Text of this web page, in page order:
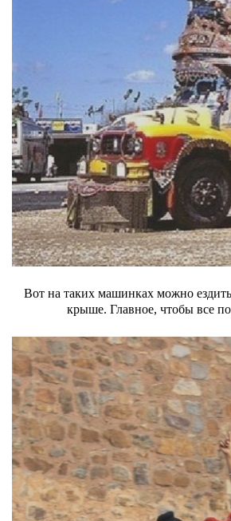
Вот на таких машинках можно
крыше. Главное, чтобы все